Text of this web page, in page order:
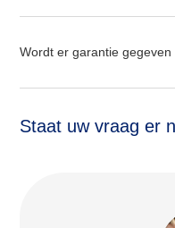
Wordt er garantie
Staat uw vraag er